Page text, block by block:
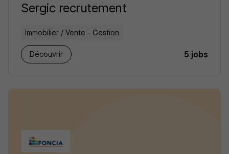
Sergic recrutement
Immobilier / Vente - Gestion
Découvrir 5 jobs